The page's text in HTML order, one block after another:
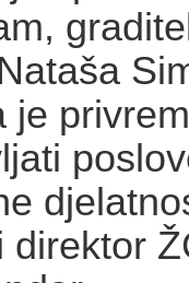
je
direktor